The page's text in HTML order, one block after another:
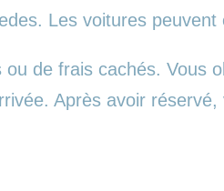
Les voitures
de frais cachés. Vous
Après avoir